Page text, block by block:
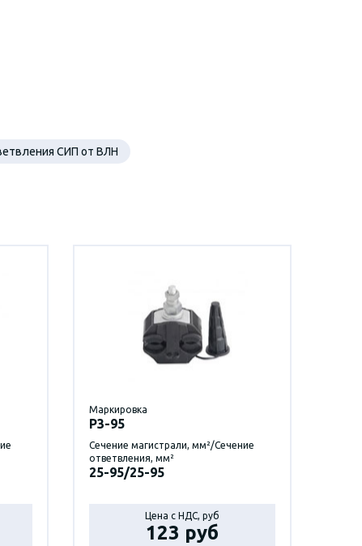
СИП от ВЛН
Маркировка
P3-95
Сечение магистрали, мм²/Сечение
ответвления, мм²
25-95/25-95
Цена с НДС, руб
123 руб